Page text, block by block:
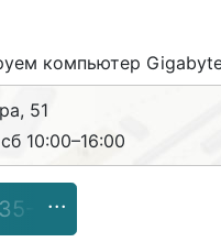
компьютер
51
10:00–16:00
51